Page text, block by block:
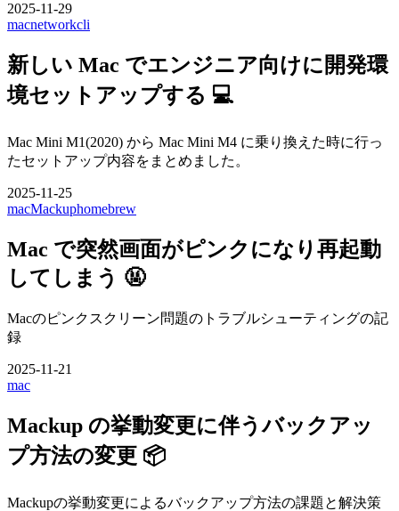
2025-11-29
macnetworkcli
新しい Mac でエンジニア向けに開発環
境セットアップする 💻
Mac Mini M1(2020) から Mac Mini M4 に乗り換えた時に行っ
たセットアップ内容をまとめました。
2025-11-25
macMackuphomebrew
Mac で突然画面がピンクになり再起動
してしまう 🤬
Macのピンクスクリーン問題のトラブルシューティングの記
録
2025-11-21
mac
Mackup の挙動変更に伴うバックアッ
プ方法の変更 📦
Mackupの挙動変更によるバックアップ方法の課題と解決策